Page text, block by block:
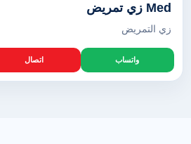
Med زي تمريض
زي التمريض
واتساب اتصال